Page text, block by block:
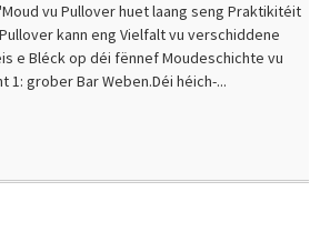
vu Pullover huet laang seng Praktikitéit
kann eng Vielfalt vu verschiddene
e Bléck op déi fënnef Moudeschichte vu
1: grober Bar Weben.Déi héich-...